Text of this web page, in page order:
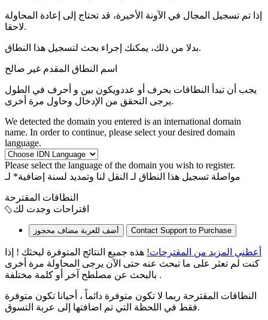
إذا تم تسجيل المجال في الآونة الأخيرة، قد تحتاج إلى إعادة المحاولة
لاحقا.
بدلا من ذلك، يمكنك إجراء بحث لتسجيل هذا النطاق.
اسم النطاق المقدم غير صالح
يجب أن تبدأ النطاقات بحرف أو عددويكون بين و أحرف في الطول
يرجى التحقق من الإدخال وحاول مرة أخرى.
We detected the domain you entered is an international domain
name. In order to continue, please select your desired domain
language.
Please select the language of the domain you wish to register.
مواصلة تسجيل هذا النطاق لـ النقل لنا وتمديد لسنة إضافية* لـ
النطاقات المقترحة
اقتراحات وجدت لك
أضف للعربة مضاف محجوز Contact Support to Purchase
أعطني المزيد من المقترحات! هذه جميع النتائج المتوفرة لبحثك ! إذا
كنت لم تعثر على ما تبحث عنه حتى الآن يرجى المحاولة مرة أخرى
بالبحث عن مصلطح آخر أو كلمة مختلفة .
النطاقات المقترحة ربما لا تكون متوفرة دائماً ، أحيانا تكون متوفرة
فقط في اللحظة التي تم اضافتها إلى عربة التسوق.